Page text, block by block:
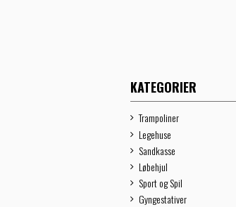
KATEGORIER
Trampoliner
Legehuse
Sandkasse
Løbehjul
Sport og Spil
Gyngestativer